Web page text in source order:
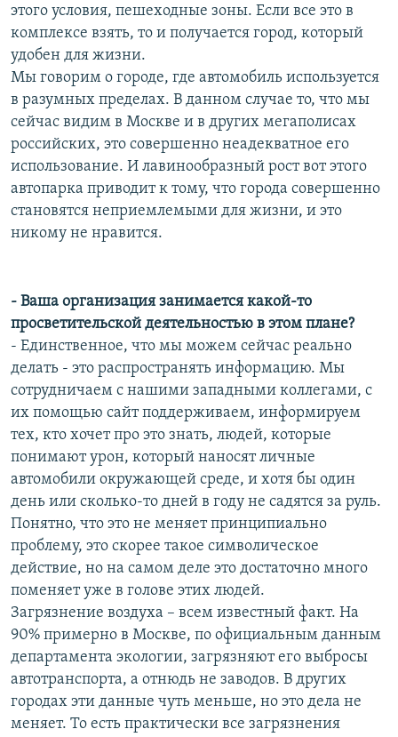
этого условия, пешеходные зоны. Если все это в
комплексе взять, то и получается город, который
удобен для жизни.
Мы говорим о городе, где автомобиль используется
в разумных пределах. В данном случае то, что мы
сейчас видим в Москве и в других мегаполисах
российских, это совершенно неадекватное его
использование. И лавинообразный рост вот этого
автопарка приводит к тому, что города совершенно
становятся неприемлемыми для жизни, и это
никому не нравится.
- Ваша организация занимается какой-то
просветительской деятельностью в этом плане?
- Единственное, что мы можем сейчас реально
делать - это распространять информацию. Мы
сотрудничаем с нашими западными коллегами, с
их помощью сайт поддерживаем, информируем
тех, кто хочет про это знать, людей, которые
понимают урон, который наносят личные
автомобили окружающей среде, и хотя бы один
день или сколько-то дней в году не садятся за руль.
Понятно, что это не меняет принципиально
проблему, это скорее такое символическое
действие, но на самом деле это достаточно много
поменяет уже в голове этих людей.
Загрязнение воздуха – всем известный факт. На
90% примерно в Москве, по официальным данным
департамента экологии, загрязняют его выбросы
автотранспорта, а отнюдь не заводов. В других
городах эти данные чуть меньше, но это дела не
меняет. То есть практически все загрязнения